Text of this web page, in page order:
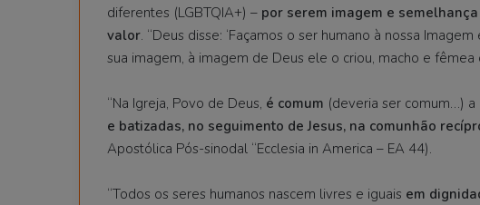
diferentes (LGBTQIA+) – por serem imagem e
valor. “Deus disse: ‘Façamos o ser humano à nossa
sua imagem, à imagem de Deus ele o criou, macho e fêmea
“Na Igreja, Povo de Deus, é comum (deveria ser comum…) a
e batizadas, no seguimento de Jesus, na comunhão
Apostólica Pós-sinodal “Ecclesia in America – EA 44).
“Todos os seres humanos nascem livres e iguais em